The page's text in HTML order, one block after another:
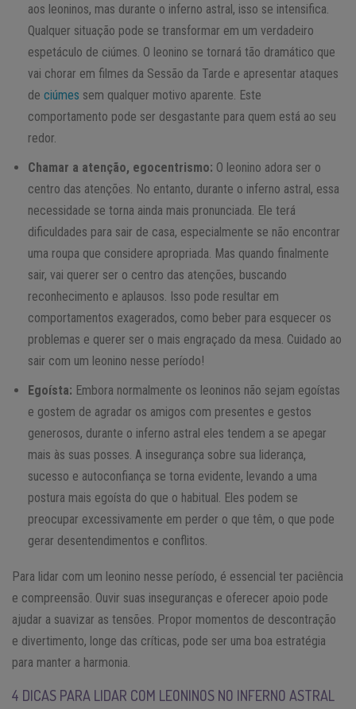
aos leoninos, mas durante o inferno astral, isso se intensifica.
Qualquer situação pode se transformar em um verdadeiro
espetáculo de ciúmes. O leonino se tornará tão dramático que
vai chorar em filmes da Sessão da Tarde e apresentar ataques
de ciúmes sem qualquer motivo aparente. Este
comportamento pode ser desgastante para quem está ao seu
redor.
Chamar a atenção, egocentrismo: O leonino adora ser o
centro das atenções. No entanto, durante o inferno astral, essa
necessidade se torna ainda mais pronunciada. Ele terá
dificuldades para sair de casa, especialmente se não encontrar
uma roupa que considere apropriada. Mas quando finalmente
sair, vai querer ser o centro das atenções, buscando
reconhecimento e aplausos. Isso pode resultar em
comportamentos exagerados, como beber para esquecer os
problemas e querer ser o mais engraçado da mesa. Cuidado ao
sair com um leonino nesse período!
Egoísta: Embora normalmente os leoninos não sejam egoístas
e gostem de agradar os amigos com presentes e gestos
generosos, durante o inferno astral eles tendem a se apegar
mais às suas posses. A insegurança sobre sua liderança,
sucesso e autoconfiança se torna evidente, levando a uma
postura mais egoísta do que o habitual. Eles podem se
preocupar excessivamente em perder o que têm, o que pode
gerar desentendimentos e conflitos.
Para lidar com um leonino nesse período, é essencial ter paciência
e compreensão. Ouvir suas inseguranças e oferecer apoio pode
ajudar a suavizar as tensões. Propor momentos de descontração
e divertimento, longe das críticas, pode ser uma boa estratégia
para manter a harmonia.
4 DICAS PARA LIDAR COM LEONINOS NO INFERNO ASTRAL